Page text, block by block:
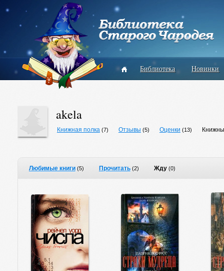
Библиотека Новинки
akela
Книжная полка (7) Отзывы (5) Оценки (13)
Любимые книги (5) Прочитать (2) Жду (0)